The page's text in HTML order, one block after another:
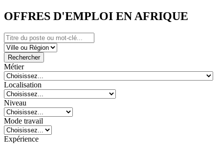
OFFRES D'EMPLOI EN AFRIQUE
Rechercher
Métier
Localisation
Niveau
Mode travail
Expérience